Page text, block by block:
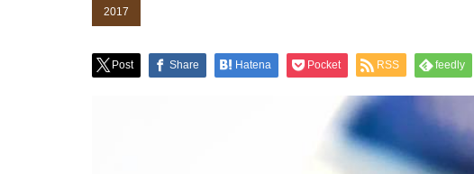
2017
Post Share Hatena Pocket RSS feedly